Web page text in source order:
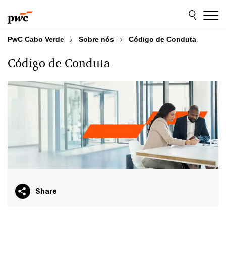
to
content
to
footer
PwC Cabo Verde Sobre nós Código de Conduta
Código de Conduta
Share